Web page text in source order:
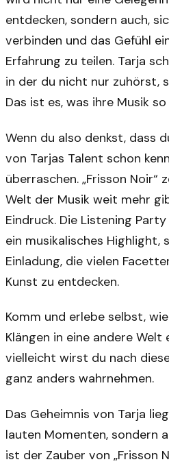
entdecken, sondern auch,
verbinden und das Gefühl
Erfahrung zu teilen. Tarja
in der du nicht nur zuhörst,
Das ist es, was ihre Musik
Wenn du also denkst, dass
von Tarjas Talent schon
überraschen. „Frisson Noir“
Welt der Musik weit mehr
Eindruck. Die Listening
ein musikalisches Highlight,
Einladung, die vielen
Kunst zu entdecken.
Komm und erlebe selbst,
Klängen in eine andere
vielleicht wirst du nach
ganz anders wahrnehmen.
Das Geheimnis von Tarja
lauten Momenten, sondern
ist der Zauber von „Frisson